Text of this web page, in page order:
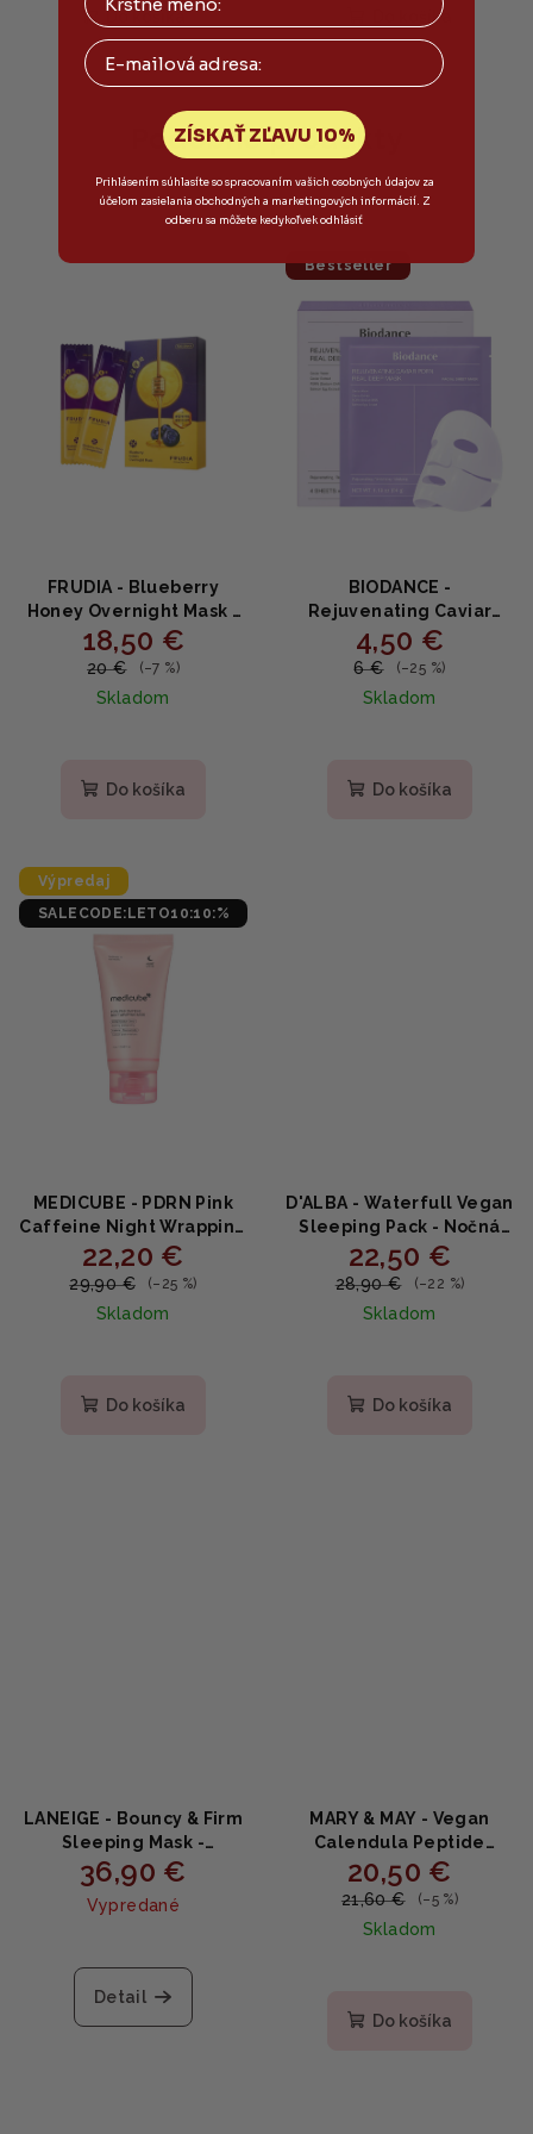
Do košíka
produktu
z
Do košíka
Podobné produkty
FRUDIA - Blueberry
Honey Overnight Mask -
Hydratačná nočná maska
s čučoriedkou a medom
18,50 €
20 € (–7 %)
Skladom
Do košíka
Bestseller
BIODANCE -
Rejuvenating Caviar
PDRN Real Deep Mask
34g - hydrogélová maska
kavíáru
4,50 €
6 € (–25 %)
Skladom
produktu
Do košíka
Výpredaj
SALECODE:LETO10:10:%
MEDICUBE - PDRN Pink
Caffeine Night Wrapping
Mask - Rozjasňujúca
nočná wrapping maska s
PDRN a kofeínom 75ml
22,20 €
29,90 € (–25 %)
Skladom
Do košíka
D'ALBA - Waterfull Vegan
Sleeping Pack - Nočná
hydratačná pleťová
maska 12ks x 4ml
22,50 €
28,90 € (–22 %)
Skladom
Do košíka
LANEIGE - Bouncy & Firm
Sleeping Mask -
Spevňujúca nočná maska
na pleť 60ml
36,90 €
Vypredané
hodnotenie
produktu
Detail
MARY & MAY - Vegan
Calendula Peptide
Ageless Sleeping Mask -
Omladzujúca nočná
maska z nechtíka
lekárskeho 110ml
20,50 €
21,60 € (–5 %)
Skladom
Do košíka
Email
ZÍSKAŤ ZĽAVU 10%
Prihlásením súhlasíte so spracovaním vašich osobných údajov za
účelom zasielania obchodných a marketingových informácií. Z
odberu sa môžete kedykoľvek odhlásiť